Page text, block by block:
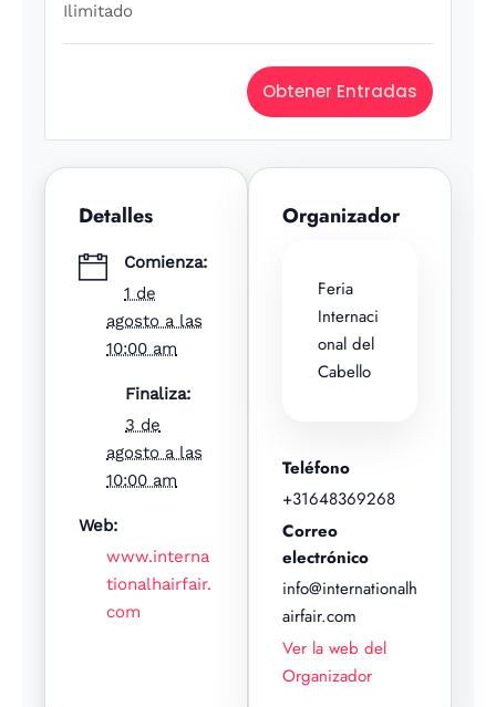
Ilimitado
n
t
i
a
Obtener Entradas
Detalles
Comienza:
1 de
agosto a las
10:00 am
Finaliza:
3 de
agosto a las
10:00 am
Web:
www.interna
tionalhairfair.
com
Organizador
Feria
Internaci
onal del
Cabello
Teléfono
+31648369268
Correo
electrónico
info@internationalh
airfair.com
Ver la web del
Organizador